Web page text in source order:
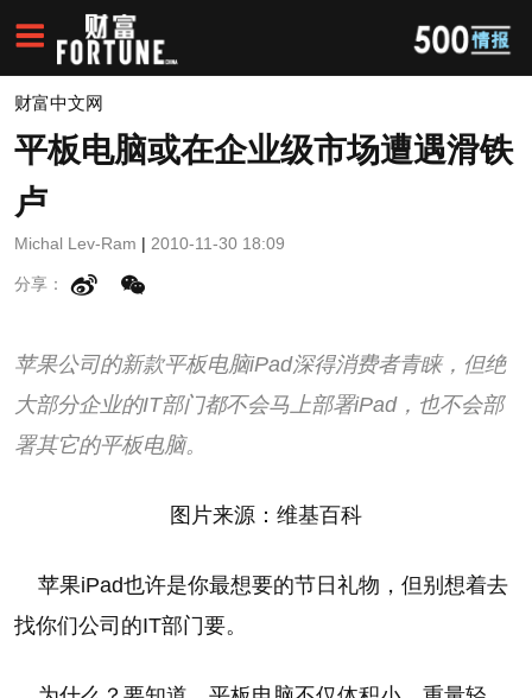
财富中文网
平板电脑或在企业级市场遭遇滑铁
卢
Michal Lev-Ram | 2010-11-30 18:09
分享：
苹果公司的新款平板电脑iPad深得消费者青睐，但绝
大部分企业的IT部门都不会马上部署iPad，也不会部
署其它的平板电脑。
图片来源：维基百科
苹果iPad也许是你最想要的节日礼物，但别想着去
找你们公司的IT部门要。